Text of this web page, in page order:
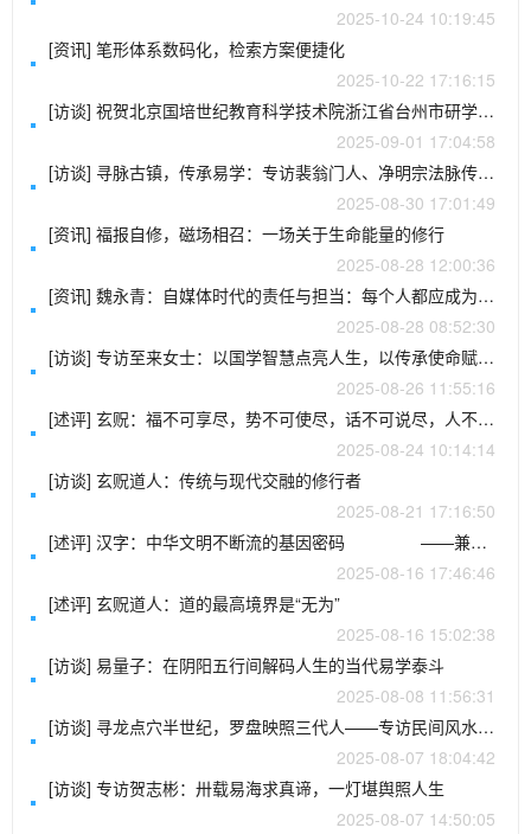
2025-10-24 10:19:45
[资讯] 笔形体系数码化，检索方案便捷化
2025-10-22 17:16:15
[访谈] 祝贺北京国培世纪教育科学技术院浙江省台州市研学基地成立 ——兼记负责人、分会长郑智友的使命与担当
2025-09-01 17:04:58
[访谈] 寻脉古镇，传承易学：专访裴翁门人、净明宗法脉传人何梦飞道长
2025-08-30 17:01:49
[资讯] 福报自修，磁场相召：一场关于生命能量的修行
2025-08-28 12:00:36
[资讯] 魏永青：自媒体时代的责任与担当：每个人都应成为正能量的传播者
2025-08-28 08:52:30
[访谈] 专访至来女士：以国学智慧点亮人生，以传承使命赋能未来
2025-08-26 11:55:16
[述评] 玄贶：福不可享尽，势不可使尽，话不可说尽，人不可做绝
2025-08-24 10:14:14
[访谈] 玄贶道人：传统与现代交融的修行者
2025-08-21 17:16:50
[述评] 汉字：中华文明不断流的基因密码 ——兼论易羊会长“正道传承”说
2025-08-16 17:46:46
[述评] 玄贶道人：道的最高境界是“无为”
2025-08-16 15:02:38
[访谈] 易量子：在阴阳五行间解码人生的当代易学泰斗
2025-08-08 11:56:31
[访谈] 寻龙点穴半世纪，罗盘映照三代人——专访民间风水师李阳忍先生
2025-08-07 18:04:42
[访谈] 专访贺志彬：卅载易海求真谛，一灯堪舆照人生
2025-08-07 14:50:05